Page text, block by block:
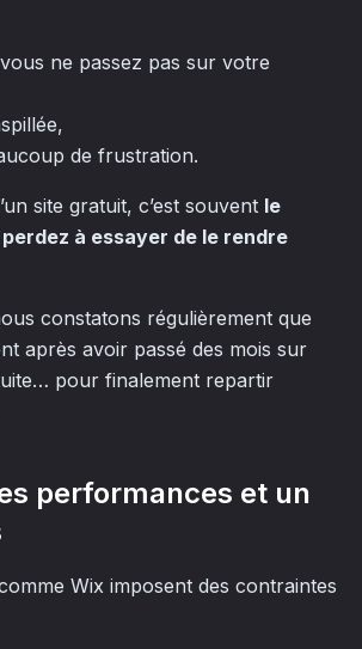
ne passez pas sur votre
de frustration.
site gratuit, c’est souvent le
à essayer de le rendre
constatons régulièrement que
après avoir passé des mois sur
pour finalement repartir
performances et un
Wix imposent des contraintes